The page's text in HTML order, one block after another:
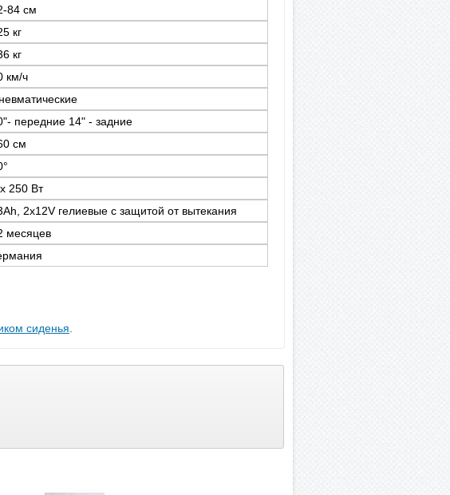
84 см
кг
кг
км/ч
передние 14" - задние
см
250 Вт
2x12V гелиевые c защитой от вытекания
месяцев
сиденья